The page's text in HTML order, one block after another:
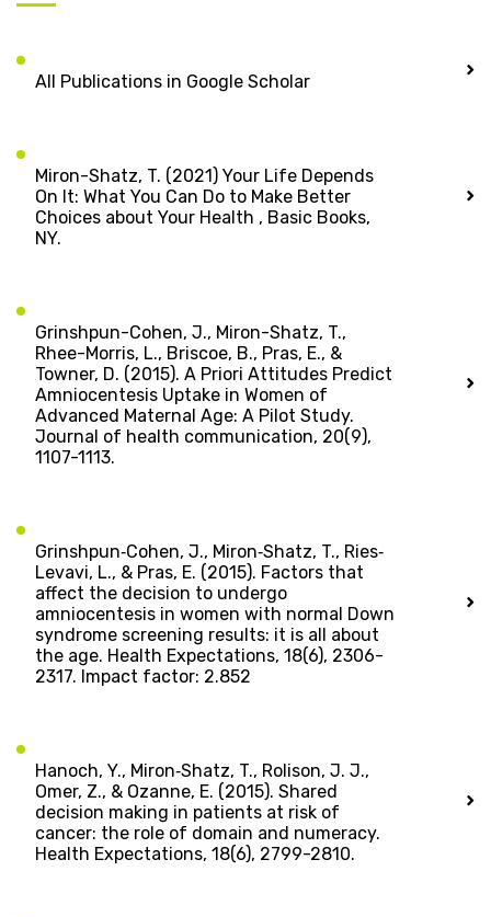
All Publications in Google Scholar
Miron-Shatz, T. (2021) Your Life Depends
On It: What You Can Do to Make Better
Choices about Your Health , Basic Books,
NY.
Grinshpun-Cohen, J., Miron-Shatz, T.,
Rhee-Morris, L., Briscoe, B., Pras, E., &
Towner, D. (2015). A Priori Attitudes Predict
Amniocentesis Uptake in Women of
Advanced Maternal Age: A Pilot Study.
Journal of health communication, 20(9),
1107-1113.
Grinshpun‐Cohen, J., Miron‐Shatz, T., Ries‐
Levavi, L., & Pras, E. (2015). Factors that
affect the decision to undergo
amniocentesis in women with normal Down
syndrome screening results: it is all about
the age. Health Expectations, 18(6), 2306-
2317. Impact factor: 2.852
Hanoch, Y., Miron‐Shatz, T., Rolison, J. J.,
Omer, Z., & Ozanne, E. (2015). Shared
decision making in patients at risk of
cancer: the role of domain and numeracy.
Health Expectations, 18(6), 2799-2810.